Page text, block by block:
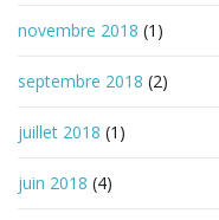
novembre 2018 (1)
septembre 2018 (2)
juillet 2018 (1)
juin 2018 (4)